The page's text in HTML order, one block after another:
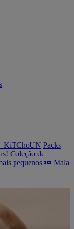
_KiTChoUN Packs
Coleção de
pequenos 💤 Mala